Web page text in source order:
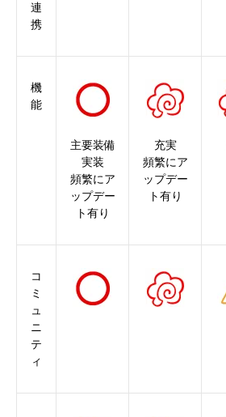
連
携
機
能
主要装備
実装
頻繁にア
ップデー
ト有り
充実
頻繁にア
ップデー
ト有り
コ
ミ
ュ
ニ
テ
ィ